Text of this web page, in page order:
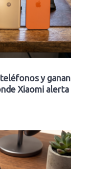
y ganan
Xiaomi alerta